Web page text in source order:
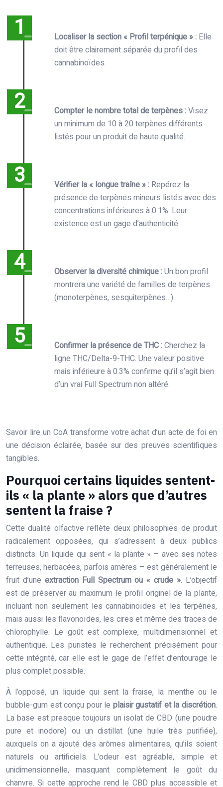
Localiser la section « Profil terpénique » : Elle
doit être clairement séparée du profil des
cannabinoïdes.
Compter le nombre total de terpènes :Visez
un minimum de 10 à 20 terpènes différents
listés pour un produit de haute qualité.
Vérifier la « longue traîne » : Repérez la
présence de terpènes mineurs listés avec des
concentrations inférieures à 0.1%. Leur
existence est un gage d’authenticité.
Observer la diversité chimique :Un bon profil
montrera une variété de familles de terpènes
(monoterpènes, sesquiterpènes…).
Confirmer la présence de THC :Cherchez la
ligne THC/Delta-9-THC. Une valeur positive
mais inférieure à 0.3% confirme qu’il s’agit bien
d’un vrai Full Spectrum non altéré.
Savoir lire un CoA transforme votre achat d’un acte de foi en
une décision éclairée, basée sur des preuves scientifiques
tangibles.
Pourquoi certains liquides sentent-
ils « la plante » alors que d’autres
sentent la fraise ?
Cette dualité olfactive reflète deux philosophies de produit
radicalement opposées, qui s’adressent à deux publics
distincts. Un liquide qui sent « la plante » – avec ses notes
terreuses, herbacées, parfois amères – est généralement le
fruit d’une extraction Full Spectrum ou « crude ». L’objectif
est de préserver au maximum le profil originel de la plante,
incluant non seulement les cannabinoïdes et les terpènes,
mais aussi les flavonoïdes, les cires et même des traces de
chlorophylle. Le goût est complexe, multidimensionnel et
authentique. Les puristes le recherchent précisément pour
cette intégrité, car elle est le gage de l’effet d’entourage le
plus complet possible.
À l’opposé, un liquide qui sent la fraise, la menthe ou le
bubble-gum est conçu pour le plaisir gustatif et la discrétion.
La base est presque toujours un isolat de CBD (une poudre
pure et inodore) ou un distillat (une huile très purifiée),
auxquels on a ajouté des arômes alimentaires, qu’ils soient
naturels ou artificiels. L’odeur est agréable, simple et
unidimensionnelle, masquant complètement le goût du
chanvre. Si cette approche rend le CBD plus accessible et